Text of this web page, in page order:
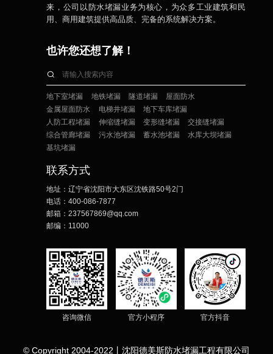
来，公司以防水堵漏业务为核心，为众多工业建筑和民
用、商用建筑提供高品质、完备的系统解决方案。
也许您还想了解！
地下室堵漏 地铁堵漏 隧道堵漏
屋面防水
金属屋面防水
电梯井堵漏
地下车库堵漏
人防工程堵漏
伸缩缝堵漏 变形缝堵漏
交接缝堵漏
综合管廊堵漏
污水池堵漏 蓄水池堵漏
水库大坝堵漏
基坑堵漏
联系方式
地址：辽宁省沈阳市大东区沈铁路50号2门
电话：400-086-7877
邮箱：237567869@qq.com
邮编： 11000
咨询微信 官方小程序 官方抖音
© Copyright 2004-2022丨沈阳德美斯防水堵漏工程有限公司